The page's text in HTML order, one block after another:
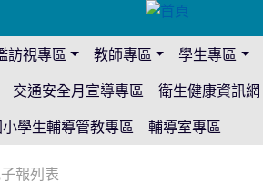
訪視專區 教師專區 學生專區
交通安全月宣導專區 衛生健康資訊網
學生輔導管教專區 輔導室專區
報列表